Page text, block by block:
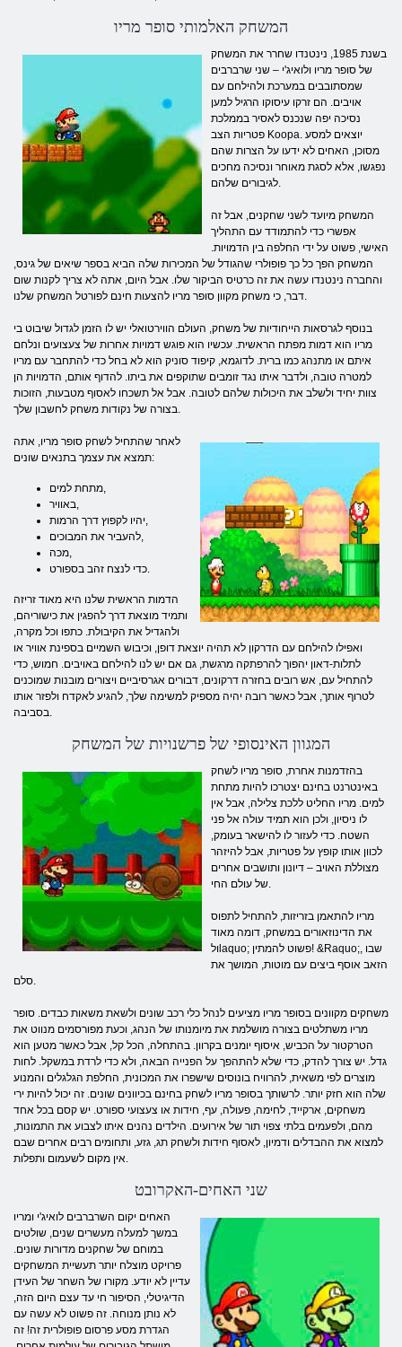
המשחק האלמותי סופר מריו
בשנת 1985, נינטנדו שחרר את המשחק
של סופר מריו ולואיג'י – שני שרברבים
שמסתובבים במערכת ולהילחם עם
אויבים. הם זרקו עיסוקו הרגיל למען
נסיכה יפה שנכנס לאסיר בממלכת
פטריות הצב Koopa. יוצאים למסע
מסוכן, האחים לא ידעו על הצרות שהם
נפגשו, אלא לסגת מאוחר ונסיכה מחכים
לגיבורים שלהם.
המשחק מיועד לשני שחקנים, אבל זה
אפשרי כדי להתמודד עם התהליך
האישי, פשוט על ידי החלפה בין הדמויות.
המשחק הפך כל כך פופולרי שהגודל של המכירות שלה הביא בספר שיאים של גינס,
והחברה נינטנדו עשה את זה כרטיס הביקור שלו. אבל היום, אתה לא צריך לקנות שום
דבר, כי משחק מקוון סופר מריו להצעות חינם לפורטל המשחק שלנו.
בנוסף לגרסאות הייחודיות של משחק, העולם הווירטואלי יש לו הזמן לגדול שיבוט בי
מריו הוא דמות מפתח הראשית. עכשיו הוא פוגש דמויות אחרות של צעצועים ונלחם
איתם או מתנהג כמו ברית. לדוגמא, קיפוד סוניק הוא לא בחל כדי להתחבר עם מריו
למטרה טובה, ולדבר איתו נגד זומבים שתוקפים את ביתו. להדוף אותם, הדמויות הן
צוות יחיד ולשלב את היכולות שלהם לטובה. אבל אל תשכחו לאסוף מטבעות, הזוכות
בצורה של נקודות משחק לחשבון שלך.
לאחר שהתחיל לשחק סופר מריו, אתה
תמצא את עצמך בתנאים שונים:
מתחת למים,
באוויר,
יהיו לקפוץ דרך הרמות,
להעביר את המבוכים,
מכה,
כדי לנצח זהב בספורט.
הדמות הראשית שלנו היא מאוד זריזה
ותמיד מוצאת דרך להפגין את כישוריהם,
ולהגדיל את הקיבולת. כתפו וכל מקרה,
ואפילו להילחם עם הדרקון לא תהיה יוצאת דופן, וכיבוש השמיים בספינת אוויר או
לתלות-דאון יהפוך להרפתקה מרגשת, גם אם יש לנו להילחם באויבים. חמוש, כדי
להתחיל עם, אש רובים בחזרה דרקונים, דבורים אגרסיביים ויצורים מובנות שמוכנים
לטרוף אותך, אבל כאשר רובה יהיה מספיק למשימה שלך, להגיע לאקדח ולפזר אותו
בסביבה.
המגוון האינסופי של פרשנויות של המשחק
בהזדמנות אחרת, סופר מריו לשחק
באינטרנט בחינם יצטרכו להיות מתחת
למים. מריו החליט ללכת צלילה, אבל אין
לו ניסיון, ולכן הוא תמיד עולה אל פני
השטח. כדי לעזור לו להישאר בעומק,
לכוון אותו קופץ על פטריות, אבל להיזהר
מצוללת האויב – דיונון ותושבים אחרים
של עולם החי.
מריו להתאמן בזריזות, להתחיל לתפוס
את הדינוזאורים במשחק, דומה מאוד
ולlaquo; פשוט להמתין! &Raquo;, שבו
הזאב אוסף ביצים עם מוטות, המושך את
סלם.
משחקים מקוונים בסופר מריו מציעים לנהל כלי רכב שונים ולשאת משאות כבדים. סופר
מריו משתלטים בצורה מושלמת את מיומנותו של הנהג, וכעת מפורסמים מנווט את
הטרקטור על הכביש, איסוף יומנים בקרוון. בהתחלה, הכל קל, אבל כאשר מטען הוא
גדל. יש צורך להדק, כדי שלא להתהפך על הפנייה הבאה, ולא כדי לרדת במשקל. לחות
מוצרים לפי משאית, להרוויח בונוסים שישפרו את המכונית, החלפת הגלגלים והמנוע
שלה הוא חזק יותר. לרשותך בסופר מריו לשחק בחינם בכיוונים שונים. זה יכול להיות ירי
משחקים, ארקייד, לחימה, פעולה, עף, חידות או צעצועי ספורט. יש קסם בכל אחד
מהם, ולפעמים בלתי צפוי תור של אירועים. הילדים נהנים איתו לצבוע את התמונות,
למצוא את ההבדלים ודמיון, לאסוף חידות ולשחק תג, גזע, ותחומים רבים אחרים שבם
אין מקום לשעמום ותפלות.
שני האחים-האקרובט
האחים יקום השרברבים לואיג'י ומריו
במשך למעלה מעשרים שנים, שולטים
במוחם של שחקנים מדורות שונים.
פרויקט מוצלח יותר תעשיית המשחקים
עדיין לא יודע. מקורו של השחר של העידן
הדיגיטלי, הסיפור חי עד עצם היום הזה,
לא נותן מנוחה. זה פשוט לא עשה עם
הגדרת מסע פרסום פופולרית זה! זה